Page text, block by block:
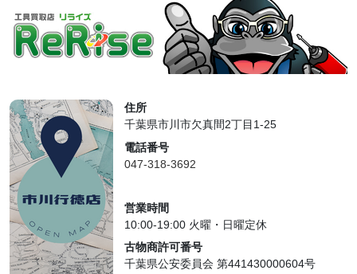
住所
千葉県市川市欠真間2丁目1-25
電話番号
047-318-3692
営業時間
10:00-19:00 火曜・日曜定休
古物商許可番号
千葉県公安委員会 第441430000604号